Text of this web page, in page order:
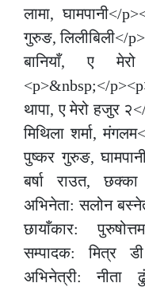
लामा, घामपानी</
गुरुङ, लिलीबिली</
बानियाँ, ए
<p>&nbsp;</
थापा, ए मेरो हजुर
मिथिला शर्मा,
पुष्कर गुरुङ,
बर्षा राउत,
अभिनेता: सलोन
छायाँकार:
सम्पादक: मित्र
अभिनेत्री: नीता